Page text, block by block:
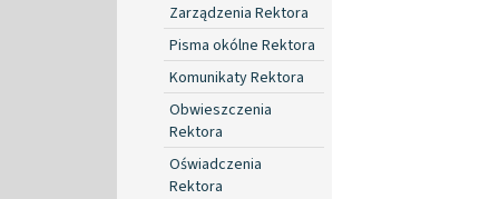
Zarządzenia Rektora
Pisma okólne Rektora
Komunikaty Rektora
Obwieszczenia
Rektora
Oświadczenia
Rektora